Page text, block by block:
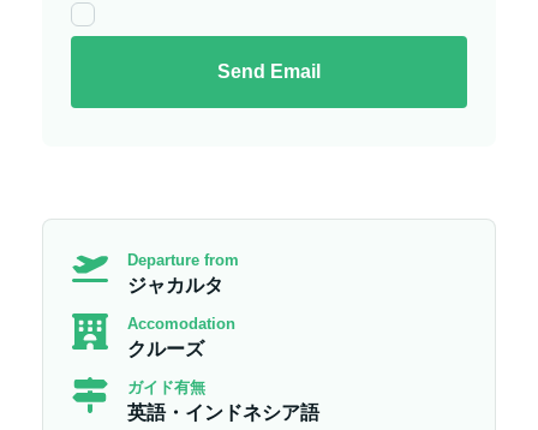
Send Email
Departure from
ジャカルタ
Accomodation
クルーズ
ガイド有無
英語・インドネシア語